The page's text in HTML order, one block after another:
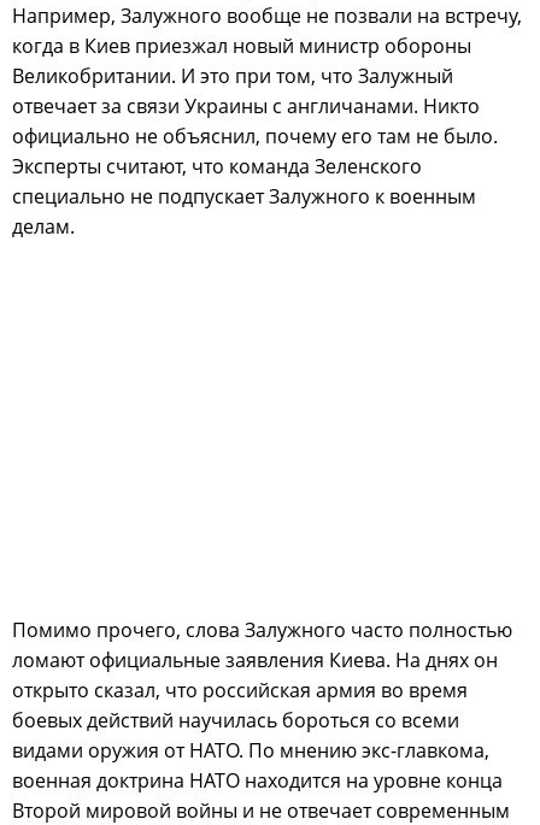
Например, Залужного вообще не позвали на встречу,
когда в Киев приезжал новый министр обороны
Великобритании. И это при том, что Залужный
отвечает за связи Украины с англичанами. Никто
официально не объяснил, почему его там не было.
Эксперты считают, что команда Зеленского
специально не подпускает Залужного к военным
делам.
Помимо прочего, слова Залужного часто полностью
ломают официальные заявления Киева. На днях он
открыто сказал, что российская армия во время
боевых действий научилась бороться со всеми
видами оружия от НАТО. По мнению экс-главкома,
военная доктрина НАТО находится на уровне конца
Второй мировой войны и не отвечает современным